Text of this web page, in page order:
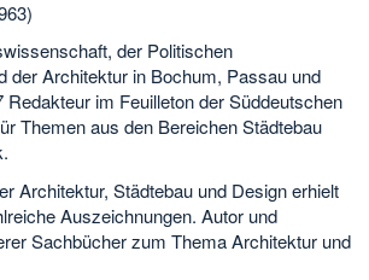
der Politischen
der Architektur in Bochum, Passau und
Redakteur im Feuilleton der Süddeutschen
Themen aus den Bereichen Städtebau
Architektur, Städtebau und Design erhielt
Auszeichnungen. Autor und
Sachbücher zum Thema Architektur und